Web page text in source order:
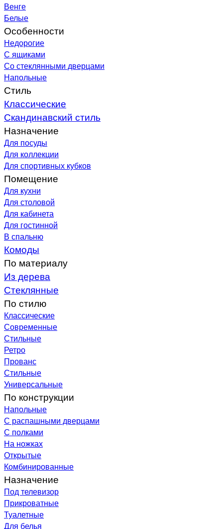
Венге
Белые
Особенности
Недорогие
С ящиками
Со стеклянными дверцами
Напольные
Стиль
Классические
Скандинавский стиль
Назначение
Для посуды
Для коллекции
Для спортивных кубков
Помещение
Для кухни
Для столовой
Для кабинета
Для гостинной
В спальню
Комоды
По материалу
Из дерева
Стеклянные
По стилю
Классические
Современные
Стильные
Ретро
Прованс
Стильные
Универсальные
По конструкции
Напольные
С распашными дверцами
С полками
На ножках
Открытые
Комбинированные
Назначение
Под телевизор
Прикроватные
Туалетные
Для белья